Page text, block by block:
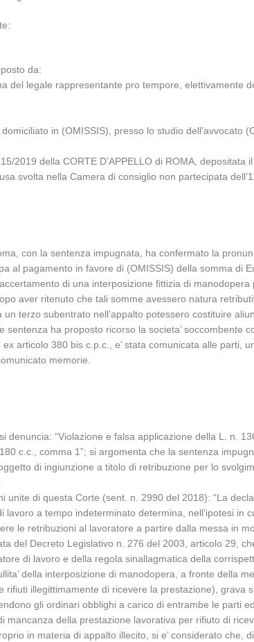
da:
del legale rappresentante pro tempore, elettivamente
in (OMISSIS), presso lo studio dell’avvocato
2019 della CORTE D’APPELLO di ROMA, depositata
svolta nella Camera di consiglio non partecipata
con la sentenza impugnata, ha confermato la
al pagamento in favore di (OMISSIS) della somma di
di una interposizione fittizia di
aver ritenuto che tali somme avessero natura
terzo subentrato nell’appalto potessero costituire
sentenza ha proposto ricorso la societa’ soccombente
articolo 380 bis c.p.c., e’ stata comunicata alle parti,
memorie.
denuncia: “Violazione e falsa applicazione della L. n.
c.c., comma 1”; si argomenta che la sentenza
di ingiunzione a titolo di retribuzione per lo
unite di questa Corte (sent. n. 2990 del 2018): “La
lavoro a tempo indeterminato determina, nell’ipotesi
le retribuzioni al lavoratore a partire dalla messa in
del Decreto Legislativo n. 276 del 2003, articolo 29,
di lavoro e della regola sinallagmatica della
della interposizione di manodopera, a fronte della
rifiuti illegittimamente di ricevere la prestazione), grava
gli ordinari obblighi a carico di entrambe le parti
mancanza della prestazione lavorativa per rifiuto di
in materia di appalto illecito, si e’ considerato